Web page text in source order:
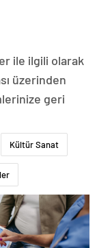
ile ilgili olarak
üzerinden
geri
Kültür Sanat